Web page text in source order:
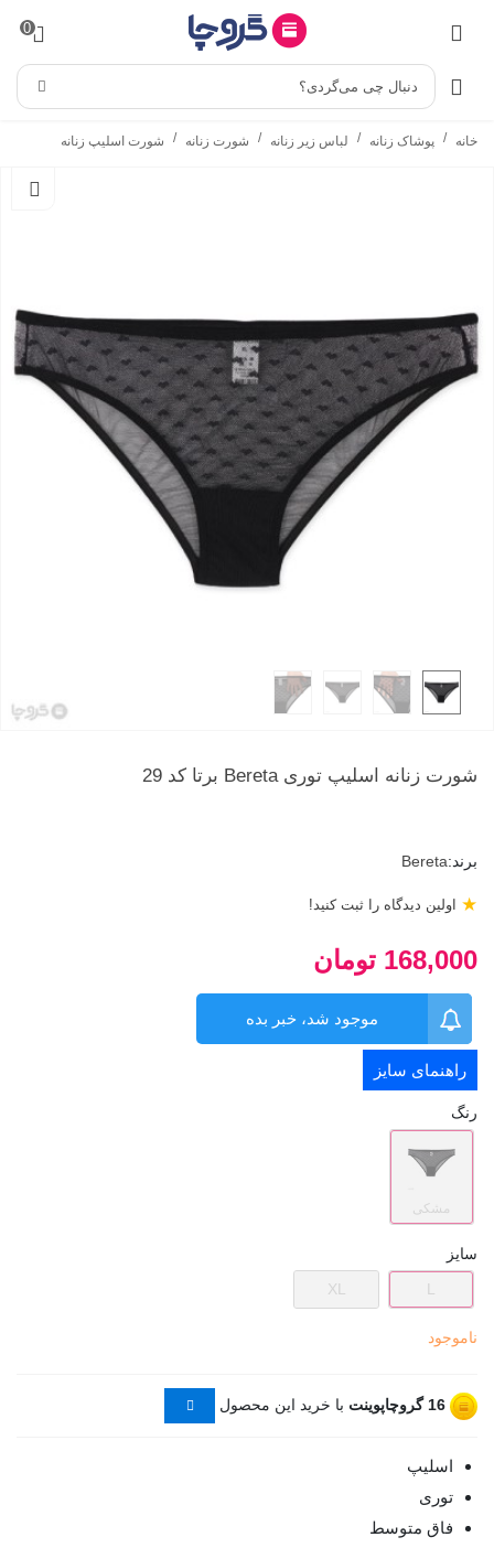
0
دنبال چی می‌گردی؟
خانه / پوشاک زنانه / لباس زیر زنانه / شورت زنانه / شورت اسلیپ زنانه
شورت زنانه اسلیپ توری Bereta برتا کد 29
برند:Bereta
اولین دیدگاه را ثبت کنید! ★
168,000 تومان
موجود شد، خبر بده
راهنمای سایز
رنگ
مشکی
سایز
L
XL
ناموجود
16 گروچاپوینت با خرید این محصول
اسلیپ
توری
فاق متوسط